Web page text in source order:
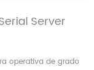
Server
operativa de grado